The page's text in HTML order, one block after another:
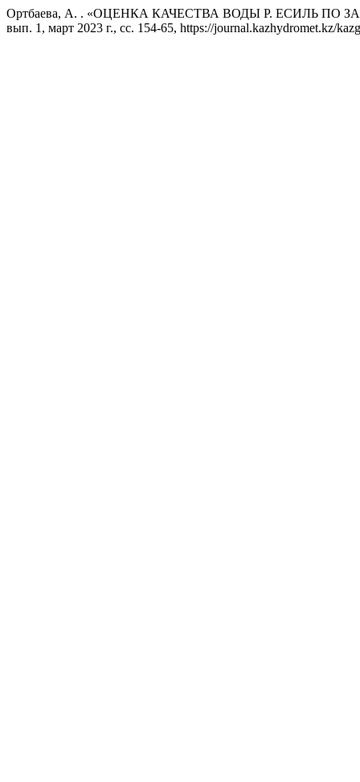
Ортбаева, А. . «ОЦЕНКА КАЧЕСТВА ВОДЫ Р. ЕСИЛЬ
вып. 1, март 2023 г., сс. 154-65, https://journal.kazhydromet.kz/